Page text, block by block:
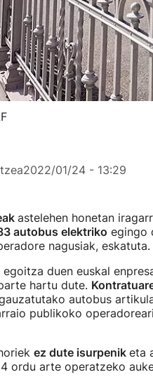
2022/01/24 - 13:29
astelehen honetan
autobus elektriko egingo
nagusiak, eskatuta.
egoitza duen euskal
hartu dute.
autobus
publikoko
ez dute isurpenik eta
ordu arte operatzeko